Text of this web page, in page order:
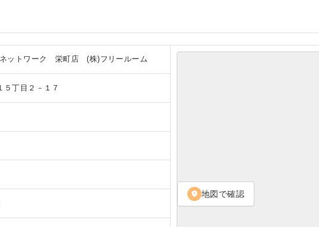
ットワーク 栄町店 (株)フリールーム
location_on 地図で確認
５丁目２－１７